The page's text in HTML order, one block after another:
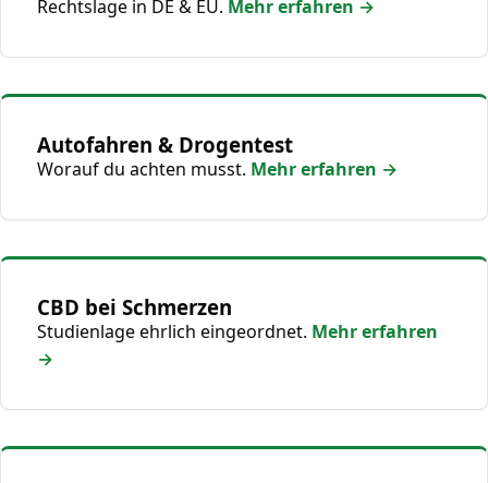
Rechtslage in DE & EU. Mehr erfahren →
Autofahren & Drogentest
Worauf du achten musst. Mehr erfahren →
CBD bei Schmerzen
Studienlage ehrlich eingeordnet. Mehr erfahren
→